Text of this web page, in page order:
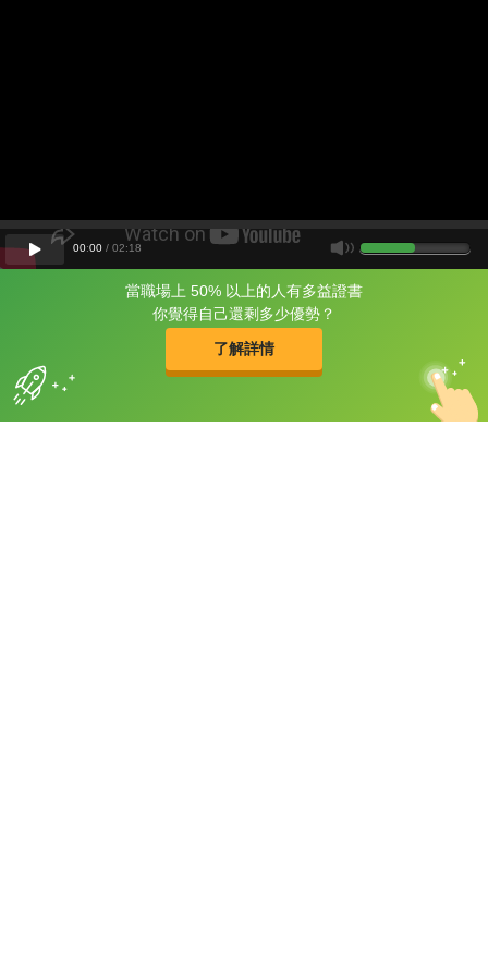
當職場上 50% 以上的人有多益證書
你覺得自己還剩多少優勢？
了解詳情
片尾有
攻其不背
的品牌故事
00:00 / 02:18